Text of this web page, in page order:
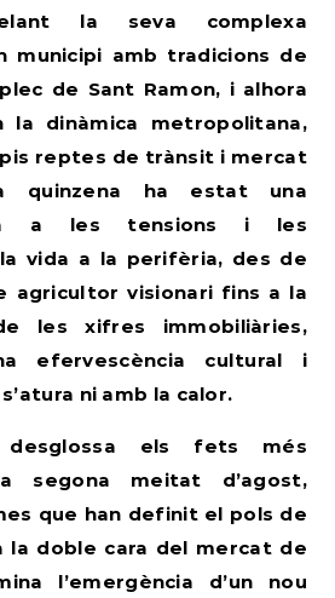
la seva complexa
municipi amb tradicions de
de Sant Ramon, i alhora
la dinàmica metropolitana,
reptes de trànsit i mercat
quinzena ha estat una
a les tensions i les
vida a la perifèria, des de
agricultor visionari fins a la
les xifres immobiliàries,
efervescència cultural i
ni amb la calor.
els fets més
segona meitat d’agost,
que han definit el pols de
la doble cara del mercat de
l’emergència d’un nou